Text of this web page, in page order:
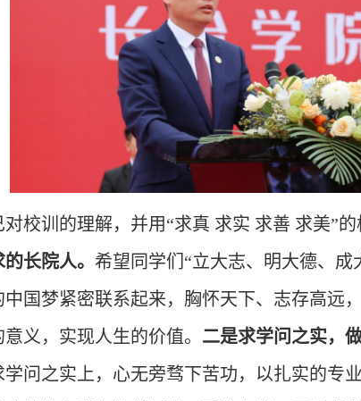
校训的理解，并用“求真 求实 求善 求美”
长院人。 希望同学们“立大志、明大德、
国梦紧密联系起来，胸怀天下、志存高远
义，实现人生的价值。 二是求学问之实，
问之实上，心无旁骛下苦功，以扎实的专